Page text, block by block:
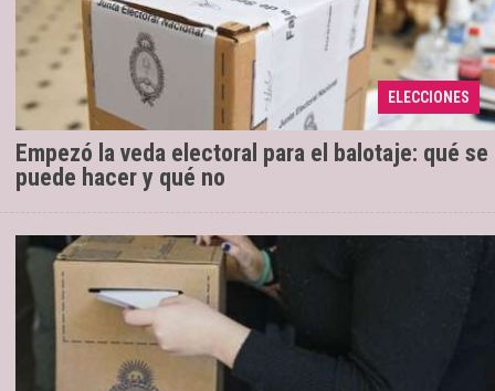
ELECCIONES
Empezó la veda electoral para el balotaje: qué se
puede hacer y qué no
17/11/2023
Cuáles son las restricciones que
establece la ley y a partir de qué hora no se podrán
vender bebidas alcohólicas.